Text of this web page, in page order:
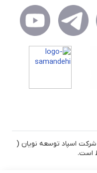
اسپاد توسعه نویان (
است.